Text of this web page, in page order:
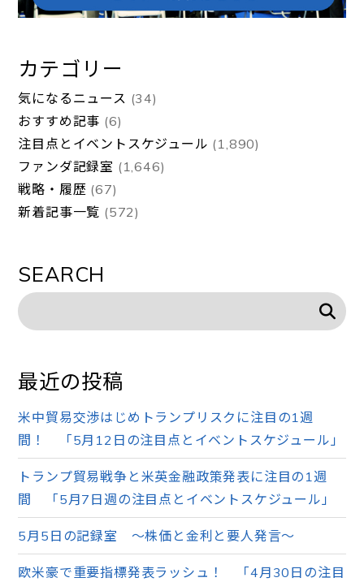
カテゴリー
気になるニュース (34)
おすすめ記事 (6)
注目点とイベントスケジュール (1,890)
ファンダ記録室 (1,646)
戦略・履歴 (67)
新着記事一覧 (572)
SEARCH
最近の投稿
米中貿易交渉はじめトランプリスクに注目の1週
間！ 「5月12日の注目点とイベントスケジュール」
トランプ貿易戦争と米英金融政策発表に注目の1週
間 「5月7日週の注目点とイベントスケジュール」
5月5日の記録室 ～株価と金利と要人発言～
欧米豪で重要指標発表ラッシュ！ 「4月30日の注目